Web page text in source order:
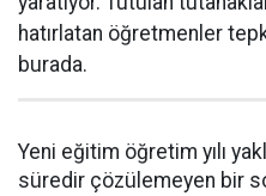
hatırlatan öğretmenler
burada.
Yeni eğitim öğretim yılı
süredir çözülemeyen bir